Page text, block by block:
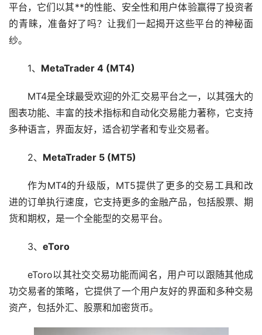
平台，它们以其**的性能、安全性和用户体验赢得了投资者
的青睐，准备好了吗？让我们一起揭开这些平台的神秘面
纱。
1、 MetaTrader 4 (MT4)
MT4是全球最受欢迎的外汇交易平台之一，以其强大的
图表功能、丰富的技术指标和自动化交易能力著称，它支持
多种语言，界面友好，适合初学者和专业交易者。
2、 MetaTrader 5 (MT5)
作为MT4的升级版，MT5提供了更多的交易工具和改
进的订单执行速度，它支持更多的金融产品，包括股票、期
货和期权，是一个全能型的交易平台。
3、 eToro
eToro以其社交交易功能而闻名，用户可以跟随其他成
功交易者的策略，它提供了一个用户友好的界面和多种交易
资产，包括外汇、股票和加密货币。